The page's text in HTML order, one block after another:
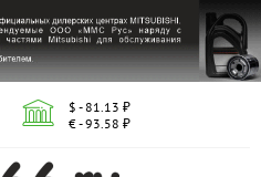
$ - 81.13 ₽
€ - 93.58 ₽